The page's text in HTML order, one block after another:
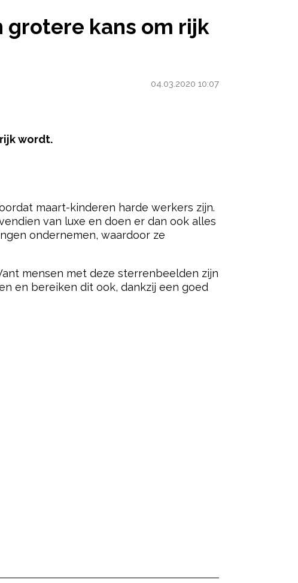
grotere kans om rijk
04.03.2020 10:07
wordt.
maart-kinderen harde werkers zijn.
van luxe en doen er dan ook alles
ondernemen, waardoor ze
mensen met deze sterrenbeelden zijn
en bereiken dit ook, dankzij een goed